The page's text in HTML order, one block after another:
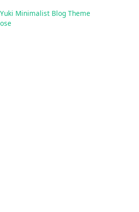
Yuki Minimalist Blog Theme